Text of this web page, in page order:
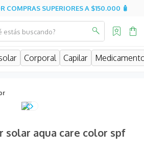
COMPRAS SUPERIORES A $150.000 🧴
buscando?
Corporal Capilar
solar aqua care color spf